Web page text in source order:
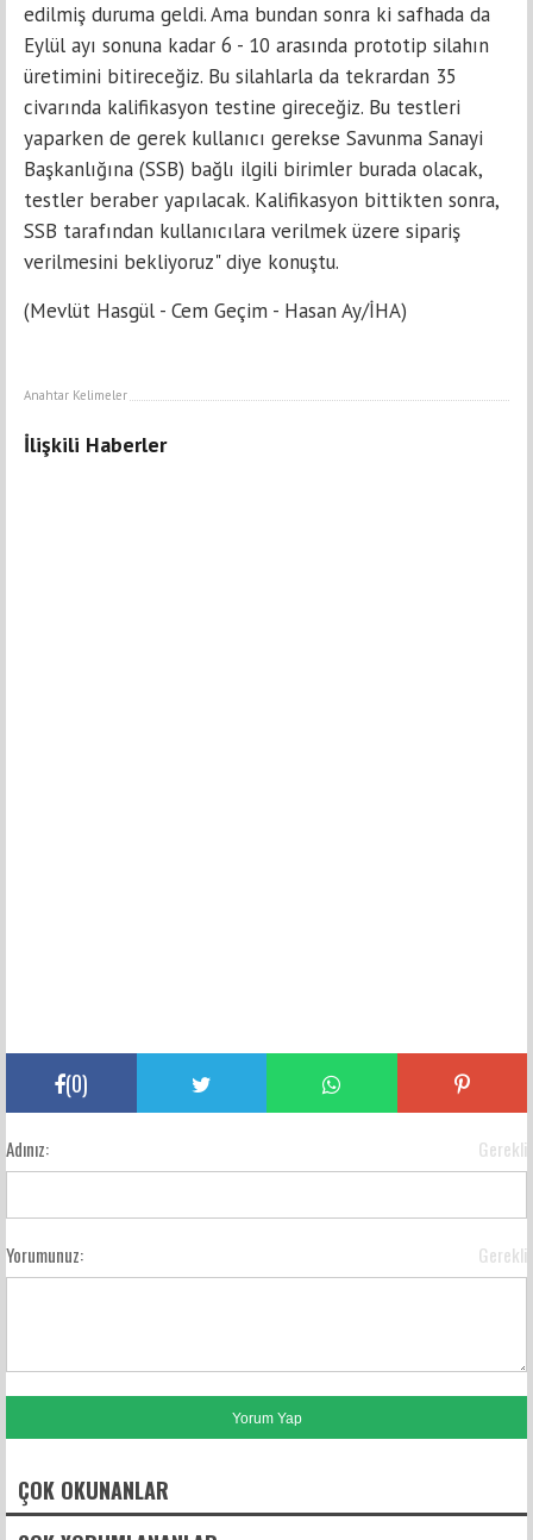
edilmiş duruma geldi. Ama bundan sonra ki safhada da
Eylül ayı sonuna kadar 6 - 10 arasında prototip silahın
üretimini bitireceğiz. Bu silahlarla da tekrardan 35
civarında kalifikasyon testine gireceğiz. Bu testleri
yaparken de gerek kullanıcı gerekse Savunma Sanayi
Başkanlığına (SSB) bağlı ilgili birimler burada olacak,
testler beraber yapılacak. Kalifikasyon bittikten sonra,
SSB tarafından kullanıcılara verilmek üzere sipariş
verilmesini bekliyoruz" diye konuştu.
(Mevlüt Hasgül - Cem Geçim - Hasan Ay/İHA)
Anahtar Kelimeler
İlişkili Haberler
(0)
Adınız: Gerekli
Yorumunuz: Gerekli
ÇOK OKUNANLAR